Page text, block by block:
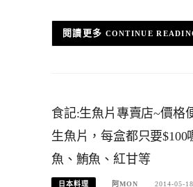
CONTINUE
食記:生魚片專賣店~價格
生魚片，每盒都只要$100
魚、鮪魚、紅甘等
日本料理 阿MON 2014-05-18